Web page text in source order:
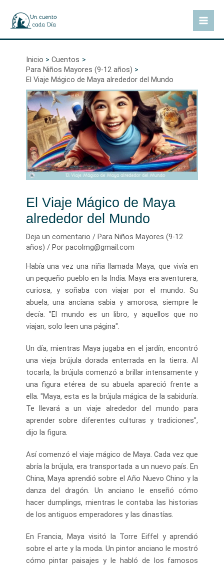
contenido
Inicio
Cuentos
Para Niños Mayores (9-12 años)
El Viaje Mágico de Maya alrededor del Mundo
El Viaje Mágico de Maya
alrededor del Mundo
Deja un comentario / Para Niños Mayores (9-12
años) / Por pacolmg@gmail.com
Había una vez una niña llamada Maya, que vivía en
un pequeño pueblo en la India. Maya era aventurera,
curiosa, y soñaba con viajar por el mundo. Su
abuela, una anciana sabia y amorosa, siempre le
decía: "El mundo es un libro, y aquellos que no
viajan, solo leen una página".
Un día, mientras Maya jugaba en el jardín, encontró
una vieja brújula dorada enterrada en la tierra. Al
tocarla, la brújula comenzó a brillar intensamente y
una figura etérea de su abuela apareció frente a
ella. "Maya, esta es la brújula mágica de la sabiduría.
Te llevará a un viaje alrededor del mundo para
aprender sobre diferentes culturas y tradiciones",
dijo la figura.
Así comenzó el viaje mágico de Maya. Cada vez que
abría la brújula, era transportada a un nuevo país. En
China, Maya aprendió sobre el Año Nuevo Chino y la
danza del dragón. Un anciano le enseñó cómo
hacer dumplings, mientras le contaba las historias
de los antiguos emperadores y las dinastías.
En Francia, Maya visitó la Torre Eiffel y aprendió
sobre el arte y la moda. Un pintor anciano le mostró
cómo pintar paisajes y le habló de los famosos